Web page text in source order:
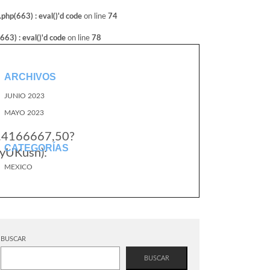
: eval()'d code on line 74
: eval()'d code on line 78
ARCHIVOS
JUNIO 2023
MAYO 2023
CATEGORÍAS
MEXICO
BUSCAR
BUSCAR